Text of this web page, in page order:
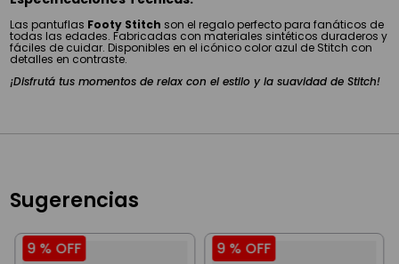
Las pantuflas Footy Stitch son el regalo perfecto para fanáticos de
todas las edades. Fabricadas con materiales sintéticos duraderos y
fáciles de cuidar. Disponibles en el icónico color azul de Stitch con
detalles en contraste.
¡Disfrutá tus momentos de relax con el estilo y la suavidad de Stitch!
Sugerencias
9 % OFF 9 % OFF